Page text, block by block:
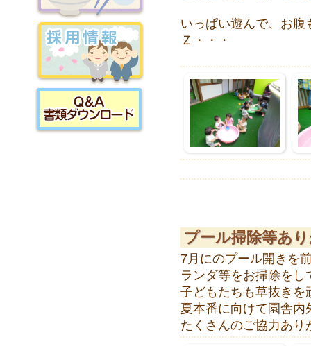
おいしいごはん
採用情報
いっぱい遊んで、お
Ｚ・・・
プール掃除等あ
7月にのプール開きを
ランダ等をお掃除をし
子どもたちも草抜きを
夏本番に向けて園舎
たくさんのご協力あり